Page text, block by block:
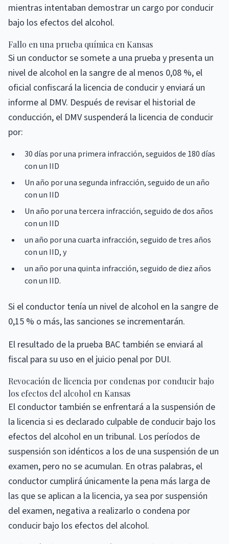
mientras intentaban demostrar un cargo por conducir
bajo los efectos del alcohol.
Fallo en una prueba química en Kansas
Si un conductor se somete a una prueba y presenta un
nivel de alcohol en la sangre de al menos 0,08 %, el
oficial confiscará la licencia de conducir y enviará un
informe al DMV. Después de revisar el historial de
conducción, el DMV suspenderá la licencia de conducir
por:
30 días por una primera infracción, seguidos de 180 días
con un IID
Un año por una segunda infracción, seguido de un año
con un IID
Un año por una tercera infracción, seguido de dos años
con un IID
un año por una cuarta infracción, seguido de tres años
con un IID, y
un año por una quinta infracción, seguido de diez años
con un IID.
Si el conductor tenía un nivel de alcohol en la sangre de
0,15 % o más, las sanciones se incrementarán.
El resultado de la prueba BAC también se enviará al
fiscal para su uso en el juicio penal por DUI.
Revocación de licencia por condenas por conducir bajo
los efectos del alcohol en Kansas
El conductor también se enfrentará a la suspensión de
la licencia si es declarado culpable de conducir bajo los
efectos del alcohol en un tribunal. Los períodos de
suspensión son idénticos a los de una suspensión de un
examen, pero no se acumulan. En otras palabras, el
conductor cumplirá únicamente la pena más larga de
las que se aplican a la licencia, ya sea por suspensión
del examen, negativa a realizarlo o condena por
conducir bajo los efectos del alcohol.